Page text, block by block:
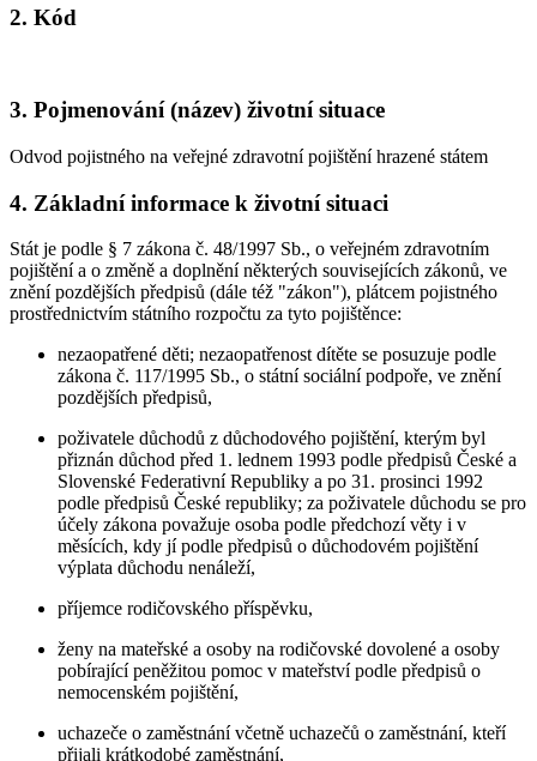
2. Kód
3. Pojmenování (název) životní situace
Odvod pojistného na veřejné zdravotní pojištění hrazené státem
4. Základní informace k životní situaci
Stát je podle § 7 zákona č. 48/1997 Sb., o veřejném zdravotním
pojištění a o změně a doplnění některých souvisejících zákonů, ve
znění pozdějších předpisů (dále též "zákon"), plátcem pojistného
prostřednictvím státního rozpočtu za tyto pojištěnce:
nezaopatřené děti; nezaopatřenost dítěte se posuzuje podle
zákona č. 117/1995 Sb., o státní sociální podpoře, ve znění
pozdějších předpisů,
poživatele důchodů z důchodového pojištění, kterým byl
přiznán důchod před 1. lednem 1993 podle předpisů České a
Slovenské Federativní Republiky a po 31. prosinci 1992
podle předpisů České republiky; za poživatele důchodu se pro
účely zákona považuje osoba podle předchozí věty i v
měsících, kdy jí podle předpisů o důchodovém pojištění
výplata důchodu nenáleží,
příjemce rodičovského příspěvku,
ženy na mateřské a osoby na rodičovské dovolené a osoby
pobírající peněžitou pomoc v mateřství podle předpisů o
nemocenském pojištění,
uchazeče o zaměstnání včetně uchazečů o zaměstnání, kteří
přijali krátkodobé zaměstnání,